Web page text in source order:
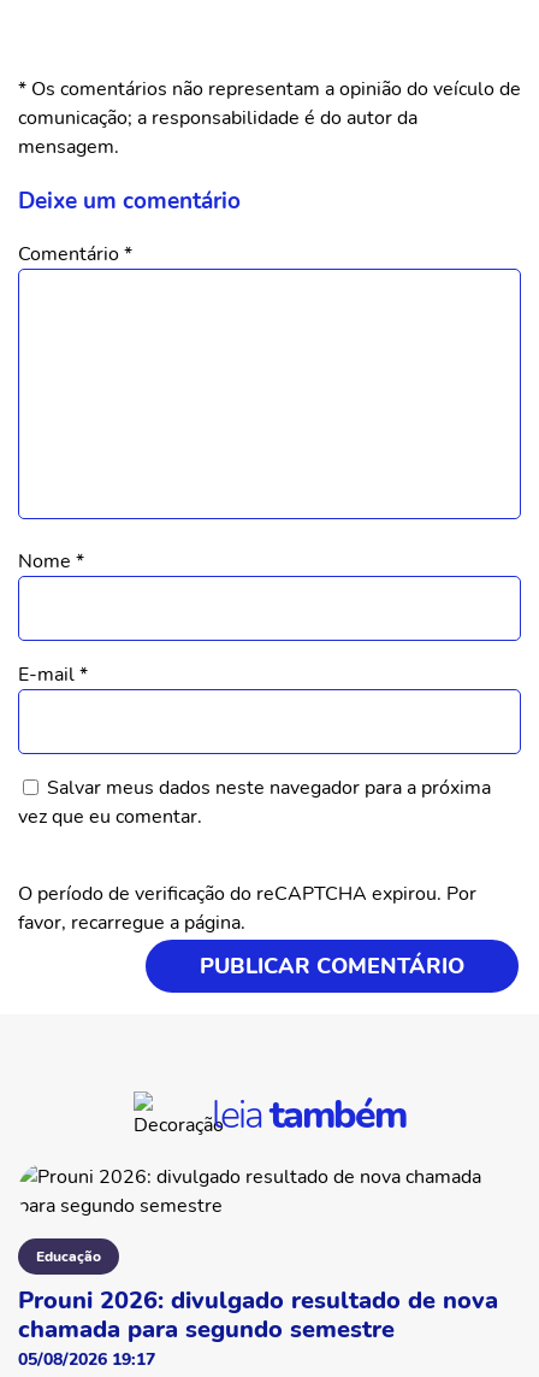
* Os comentários não representam a opinião do veículo de
comunicação; a responsabilidade é do autor da
mensagem.
Deixe um comentário
Comentário*
Nome *
E-mail*
Salvar meus dados neste navegador para a próxima
vez que eu comentar.
O período de verificação do reCAPTCHA expirou. Por
favor, recarregue a página.
leiatambém
Educação
Prouni 2026: divulgado resultado de nova
chamada para segundo semestre
05/08/2026 19:17